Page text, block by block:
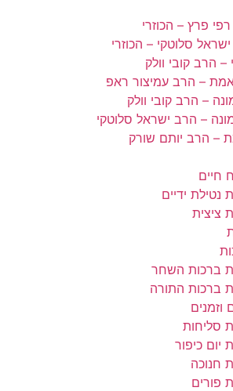
פרץ – הכוזרי
סלוטקי – הכוזרי
– הרב קובי וולק
– הרב עמיצור ראפ
– הרב קובי וולק
– הרב ישראל סלוטקי
– הרב יותם שורק
חיים
נטילת ידיים
ציצית
ברכות השחר
ברכות התורה
וזמנים
סליחות
יום כיפור
חנוכה
פורים